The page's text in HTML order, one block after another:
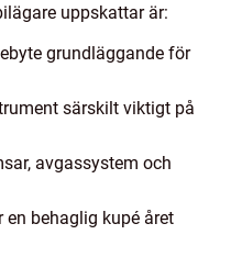
uppskattar är:
grundläggande för
särskilt viktigt på
avgassystem och
en behaglig kupé året